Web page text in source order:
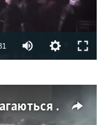
Охорона Майдану і Кличко намагаються зупинити радикально налаштовану молодь